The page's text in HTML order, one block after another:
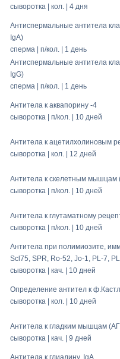
сыворотка | кол. | 4 дня
Антиспермальные антитела
IgA)
сперма | п/кол. | 1 день
Антиспермальные антитела
IgG)
сперма | п/кол. | 1 день
Антитела к аквапорину -4
сыворотка | п/кол. | 10 дней
Антитела к ацетилхолиновым
сыворотка | кол. | 12 дней
Антитела к скелетным
сыворотка | п/кол. | 10 дней
Антитела к глутаматному
сыворотка | п/кол. | 10 дней
Антитела при полимиозите,
Scl75, SPR, Ro-52, Jo-1, PL-7,
сыворотка | кач. | 10 дней
Определение антител к
сыворотка | кол. | 10 дней
Антитела к гладким мышцам
сыворотка | кач. | 9 дней
Антитела к глиадину, IgA